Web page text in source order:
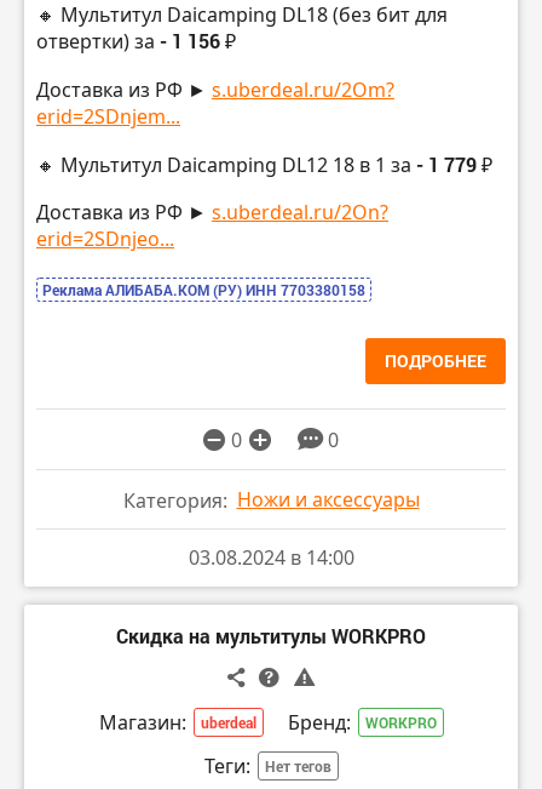
🔸 Мультитул Daicamping DL18 (без бит для
отвертки) за - 1 156 ₽
Доставка из РФ ► s.uberdeal.ru/2Om?
erid=2SDnjem...
🔸 Мультитул Daicamping DL12 18 в 1 за - 1 779 ₽
Доставка из РФ ► s.uberdeal.ru/2On?
erid=2SDnjeo...
Реклама АЛИБАБА.КОМ (РУ) ИНН 7703380158
ПОДРОБНЕЕ
0 0
Категория: Ножи и аксессуары
03.08.2024 в 14:00
Скидка на мультитулы WORKPRO
Магазин: uberdeal Бренд: WORKPRO
Теги: Нет тегов